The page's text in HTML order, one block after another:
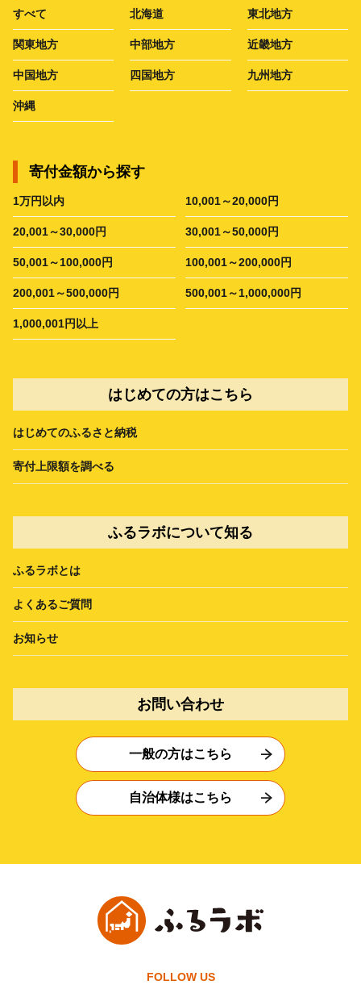
すべて 北海道 東北地方
関東地方 中部地方 近畿地方
中国地方 四国地方 九州地方
沖縄
寄付金額から探す
1万円以内 10,001～20,000円
20,001～30,000円 30,001～50,000円
50,001～100,000円 100,001～200,000円
200,001～500,000円 500,001～1,000,000円
1,000,001円以上
はじめての方はこちら
はじめてのふるさと納税
寄付上限額を調べる
ふるラボについて知る
ふるラボとは
よくあるご質問
お知らせ
お問い合わせ
一般の方はこちら
自治体様はこちら
FOLLOW US